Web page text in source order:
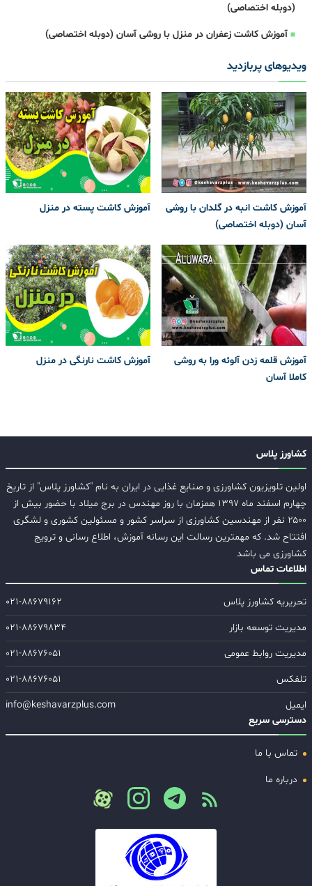
(دوبله اختصاصی)
آموزش کاشت زعفران در منزل با روشی آسان (دوبله اختصاصی)
ویدیوهای پربازدید
آموزش کاشت انبه در گلدان با روشی
آسان (دوبله اختصاصی)
آموزش کاشت پسته در منزل
آموزش قلمه زدن آلوئه ورا به روشی
کاملا آسان
آموزش کاشت نارنگی در منزل
کشاورز پلاس
اولین تلویزیون کشاورزی و صنایع غذایی در ایران به نام "کشاورز پلاس" از تاریخ
چهارم اسفند ماه ۱۳۹۷ همزمان با روز مهندس در برج میلاد با حضور بیش از
۲۵۰۰ نفر از مهندسین کشاورزی از سراسر کشور و مسئولین کشوری و لشگری
افتتاح شد. که مهمترین رسالت این رسانه آموزش، اطلاع رسانی و ترویج
کشاورزی می باشد
اطلاعات تماس
تحریریه کشاورز پلاس
۰۲۱-۸۸۶۷۹۱۶۲
مدیریت توسعه بازار
۰۲۱-۸۸۶۷۹۸۳۴
مدیریت روابط عمومی
۰۲۱-۸۸۶۷۶۰۵۱
تلفکس
۰۲۱-۸۸۶۷۶۰۵۱
ایمیل
info@keshavarzplus.com
دسترسی سریع
تماس با ما
درباره ما